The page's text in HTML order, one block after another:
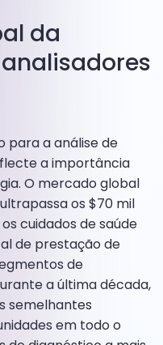
da
para a análise de
a importância
O mercado global
os $70 mil
cuidados de saúde
de prestação de
de
a última década,
semelhantes
em todo o